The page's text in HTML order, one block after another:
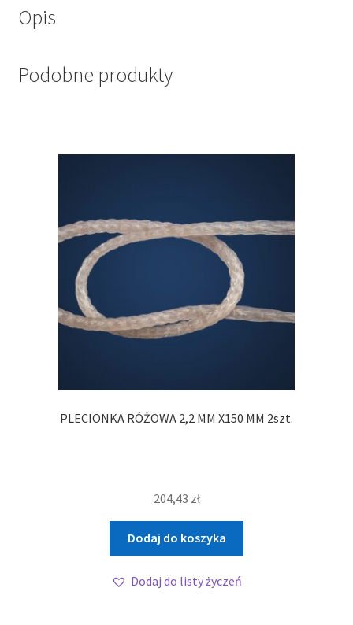
Opis
Podobne produkty
PLECIONKA RÓŻOWA 2,2 MM X150 MM 2szt.
204,43 zł
Dodaj do koszyka
Dodaj do listy życzeń